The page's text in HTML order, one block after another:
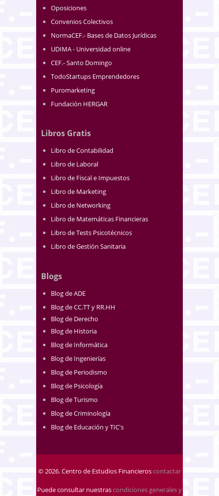
Oposiciones
Convenios Colectivos
NormaCEF.- Bases de Datos Jurídicas
UDIMA - Universidad online
CEF.- Santo Domingo
TodoStartups Emprendedores
Puromarketing
Fundación HERGAR
Libros Gratis
Libro de Contabilidad
Libro de Laboral
Libro de Fiscal e Impuestos
Libro de Marketing
Libro de Networking
Libro de Matemáticas Financieras
Libro de Tests Psicotécnicos
Libro de Gestión Sanitaria
Blogs
Blog de ADE
Blog de CC.TT y RR.HH
Blog de Derecho
Blog de Historia
Blog de Informática
Blog de Ingenierías
Blog de Periodismo
Blog de Psicología
Blog de Turismo
Blog de Criminología
Blog de Educación y TIC's
© 2026. Centro de Estudios Financieroscontactar
Puede consultar nuestrascondiciones generales y